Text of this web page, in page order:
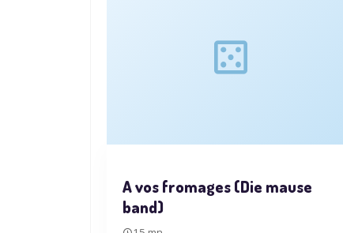
A vos fromages (Die mause
band)